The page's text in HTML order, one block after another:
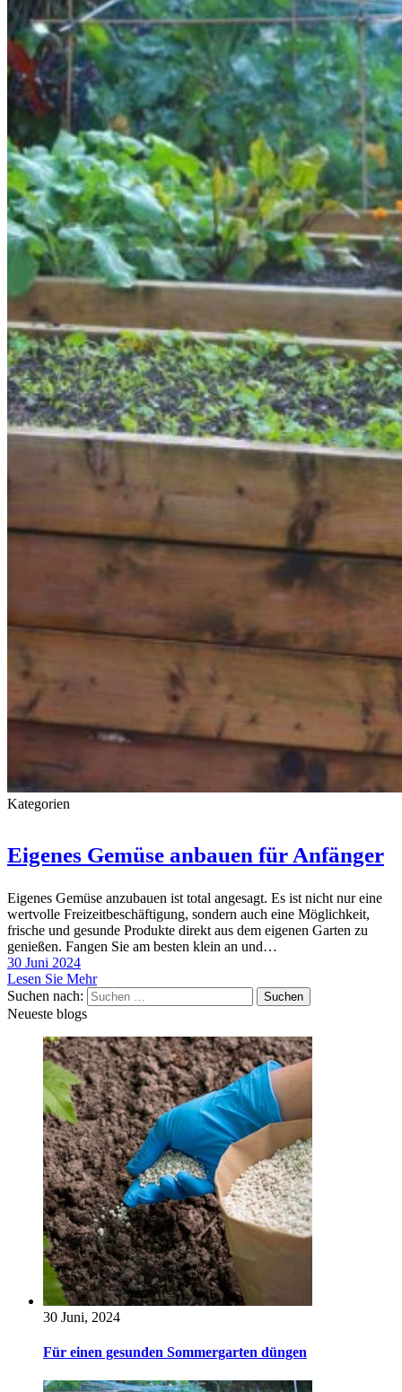
Kategorien
Eigenes Gemüse anbauen für Anfänger
Eigenes Gemüse anzubauen ist total angesagt. Es ist nicht nur eine
wertvolle Freizeitbeschäftigung, sondern auch eine Möglichkeit,
frische und gesunde Produkte direkt aus dem eigenen Garten zu
genießen. Fangen Sie am besten klein an und…
30 Juni 2024
Lesen Sie Mehr
Suchen nach:
Neueste blogs
30 Juni, 2024
Für einen gesunden Sommergarten düngen